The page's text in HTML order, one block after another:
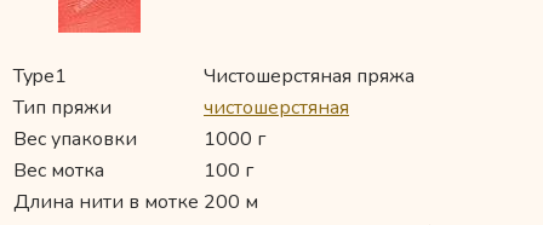
Type1
Чистошерстяная пряжа
Тип пряжи
чистошерстяная
Вес упаковки
1000 г
Вес мотка
100 г
Длина нити в мотке 200 м